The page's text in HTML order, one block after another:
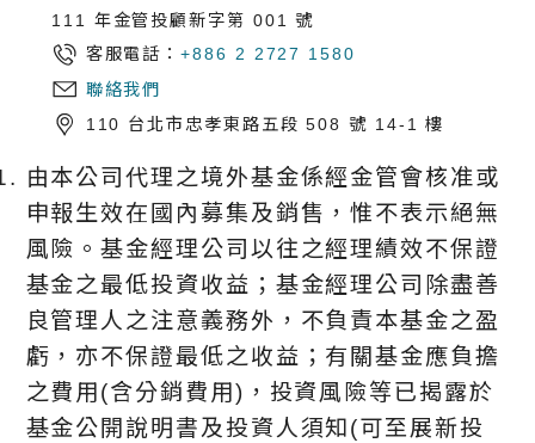
111 年金管投顧新字第 001 號
客服電話：+886 2 2727 1580
聯絡我們
110 台北市忠孝東路五段 508 號 14-1 樓
由本公司代理之境外基金係經金管會核准或
申報生效在國內募集及銷售，惟不表示絕無
風險。基金經理公司以往之經理績效不保證
基金之最低投資收益；基金經理公司除盡善
良管理人之注意義務外，不負責本基金之盈
虧，亦不保證最低之收益；有關基金應負擔
之費用(含分銷費用)，投資風險等已揭露於
基金公開說明書及投資人須知(可至展新投